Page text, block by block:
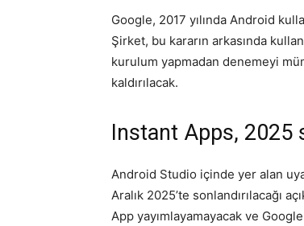
Google, 2017 yılında Android
Şirket, bu kararın arkasında
kurulum yapmadan denemeyi
kaldırılacak.
Instant Apps, 2025
Android Studio içinde yer alan
Aralık 2025’te sonlandırılacağı
App yayımlayamayacak ve